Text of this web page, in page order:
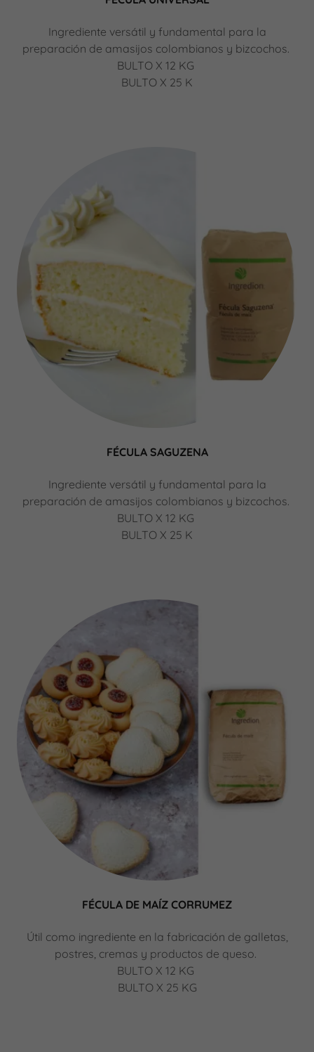
Ingrediente versátil y fundamental para la
preparación de amasijos colombianos y bizcochos.
BULTO X 12 KG
BULTO X 25 K
FÉCULA SAGUZENA
Ingrediente versátil y fundamental para la
preparación de amasijos colombianos y bizcochos.
BULTO X 12 KG
BULTO X 25 K
FÉCULA DE MAÍZ CORRUMEZ
Útil como ingrediente en la fabricación de galletas,
postres, cremas y productos de queso.
BULTO X 12 KG
BULTO X 25 KG